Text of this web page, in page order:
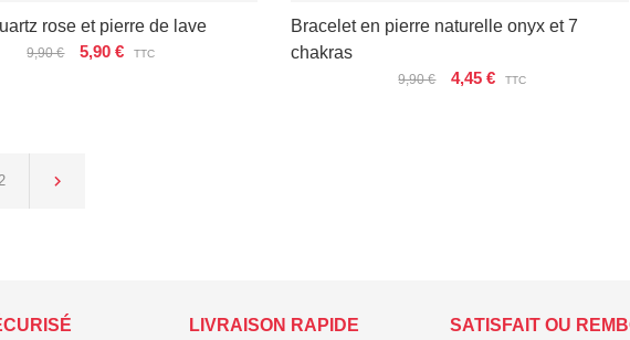
rose et pierre de lave
9,90 € 5,90 € TTC
Bracelet en pierre naturelle onyx et 7
chakras
9,90 € 4,45 € TTC
LIVRAISON RAPIDE SATISFAIT OU